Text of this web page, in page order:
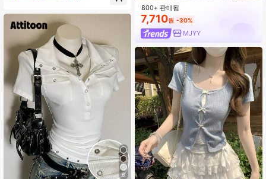
6
800+ 판매됨
7,710원 -30%
MJYY